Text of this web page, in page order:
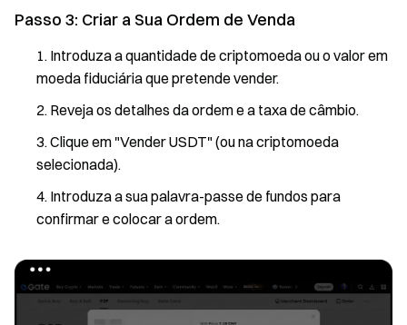
Passo 3: Criar a Sua Ordem de Venda
Introduza a quantidade de criptomoeda ou o valor em
moeda fiduciária que pretende vender.
Reveja os detalhes da ordem e a taxa de câmbio.
Clique em "Vender USDT" (ou na criptomoeda
selecionada).
Introduza a sua palavra-passe de fundos para
confirmar e colocar a ordem.